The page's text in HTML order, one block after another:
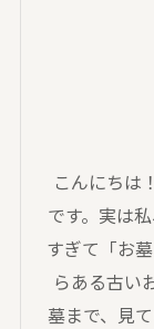
こんにちは
です。実は
すぎて「お
らある古い
墓まで、見